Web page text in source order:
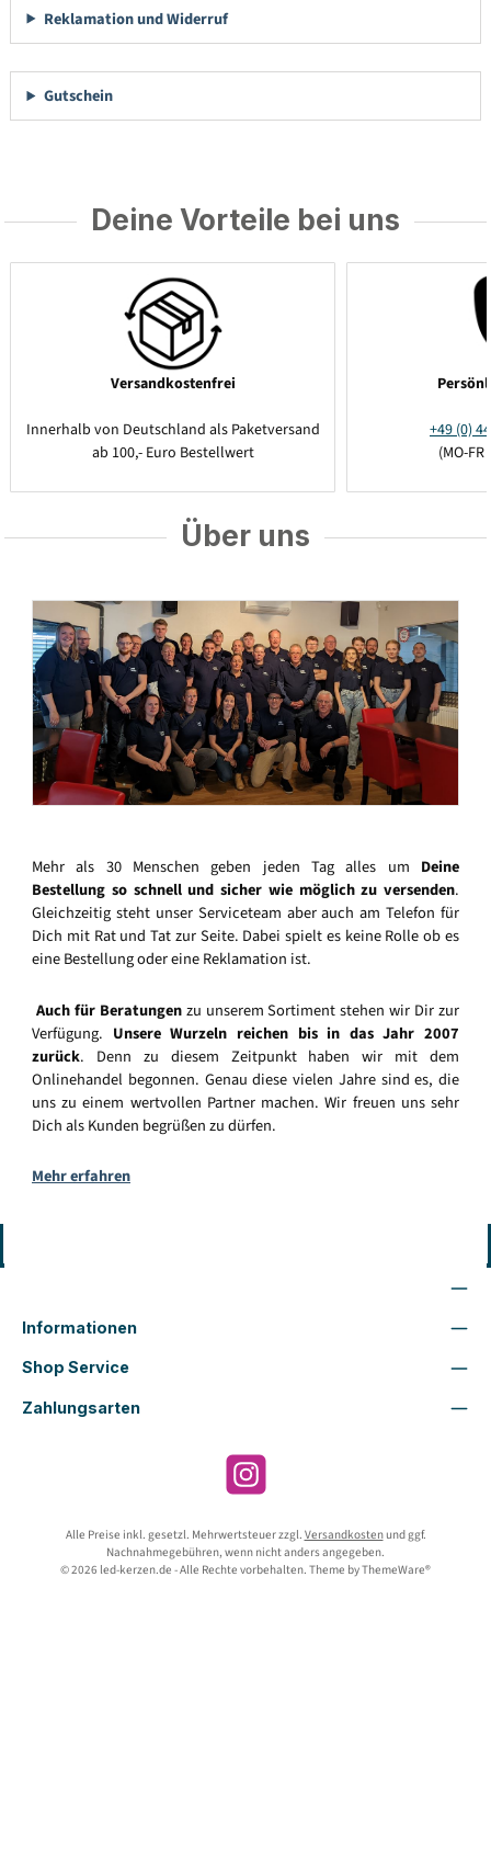
Reklamation und Widerruf
Gutschein
Deine Vorteile bei uns
Versandkostenfrei
Innerhalb von Deutschland als Paketversand
ab 100,- Euro Bestellwert
+49 (0)
(MO-
Über uns
Mehr als 30 Menschen geben jeden Tag alles um Deine
Bestellung so schnell und sicher wie möglich zu versenden.
Gleichzeitig steht unser Serviceteam aber auch am Telefon für
Dich mit Rat und Tat zur Seite. Dabei spielt es keine Rolle ob es
eine Bestellung oder eine Reklamation ist.
Auch für Beratungenzu unserem Sortiment stehen wir Dir zur
Verfügung. Unsere Wurzeln reichen bis in das Jahr 2007
zurück. Denn zu diesem Zeitpunkt haben wir mit dem
Onlinehandel begonnen. Genau diese vielen Jahre sind es, die
uns zu einem wertvollen Partner machen. Wir freuen uns sehr
Dich als Kunden begrüßen zu dürfen.
Mehr erfahren
Informationen
Shop Service
Zahlungsarten
Instagram
Alle Preise inkl. gesetzl. Mehrwertsteuer zzgl. Versandkostenund ggf.
Nachnahmegebühren, wenn nicht anders angegeben.
© 2026 led-kerzen.de - Alle Rechte vorbehalten. Theme byThemeWare®